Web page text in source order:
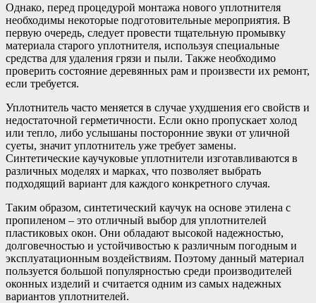
Однако, перед процедурой монтажа нового уплотнителя
необходимы некоторые подготовительные мероприятия. В
первую очередь, следует провести тщательную промывку
материала старого уплотнителя, используя специальные
средства для удаления грязи и пыли. Также необходимо
проверить состояние деревянных рам и произвести их ремонт,
если требуется.
Уплотнитель часто меняется в случае ухудшения его свойств и
недостаточной герметичности. Если окно пропускает холод
или тепло, либо услышаны посторонние звуки от уличной
суеты, значит уплотнитель уже требует замены.
Синтетические каучуковые уплотнители изготавливаются в
различных моделях и марках, что позволяет выбрать
подходящий вариант для каждого конкретного случая.
Таким образом, синтетический каучук на основе этилена с
пропиленом – это отличный выбор для уплотнителей
пластиковых окон. Они обладают высокой надежностью,
долговечностью и устойчивостью к различным погодным и
эксплуатационным воздействиям. Поэтому данный материал
пользуется большой популярностью среди производителей
оконных изделий и считается одним из самых надежных
вариантов уплотнителей.